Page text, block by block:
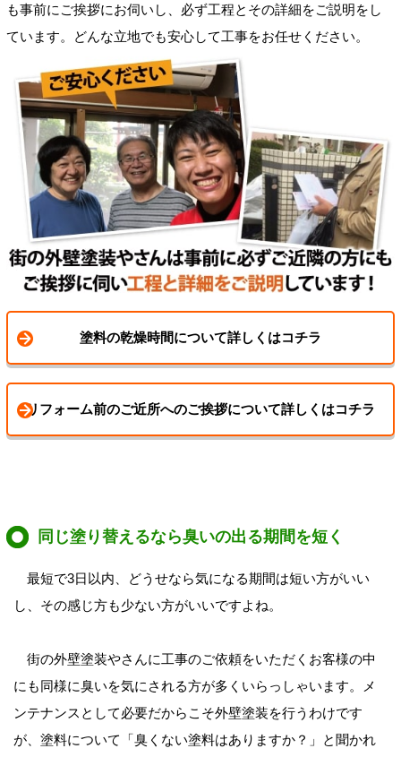
も事前にご挨拶にお伺いし、必ず工程とその詳細をご説明をし
ています。どんな立地でも安心して工事をお任せください。
塗料の乾燥時間について詳しくはコチラ
リフォーム前のご近所へのご挨拶について詳しくはコチラ
同じ塗り替えるなら臭いの出る期間を短く
最短で3日以内、どうせなら気になる期間は短い方がいい
し、その感じ方も少ない方がいいですよね。
街の外壁塗装やさんに工事のご依頼をいただくお客様の中
にも同様に臭いを気にされる方が多くいらっしゃいます。メ
ンテナンスとして必要だからこそ外壁塗装を行うわけです
が、塗料について「臭くない塗料はありますか？」と聞かれ